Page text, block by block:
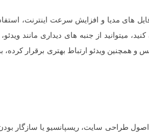
فایل های مدیا و افزایش سرعت اینترنت،
میتوانید از جنبه های دیداری مانند
و همچنین ویدئو ارتباط بهتری برقرار کرده،
اصول طراحی سایت، ریسپانسیو یا سازگار